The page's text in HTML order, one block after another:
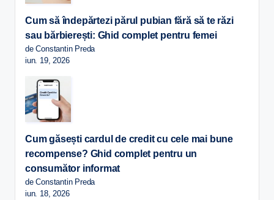
Cum să îndepărtezi părul pubian fără să te răzi
sau bărbierești: Ghid complet pentru femei
de Constantin Preda
iun. 19, 2026
Cum găsești cardul de credit cu cele mai bune
recompense? Ghid complet pentru un
consumător informat
de Constantin Preda
iun. 18, 2026